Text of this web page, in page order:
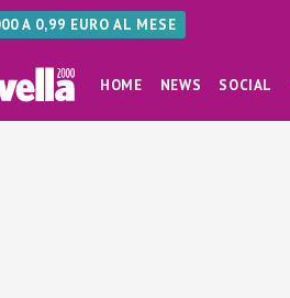
A 0,99 EURO AL MESE
HOME NEWS SOCIAL